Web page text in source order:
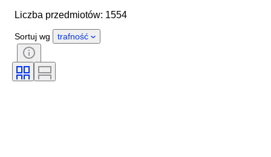
Materiał
Stan
Próba
Era
Rodzaj monety
Władca/ epoka
Liczba przedmiotów: 1554
Sortuj wg trafność